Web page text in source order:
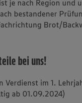
je nach Region und
bestandener
Brot/
bei uns!
Verdienst im 1.
ab 01.09.2024)